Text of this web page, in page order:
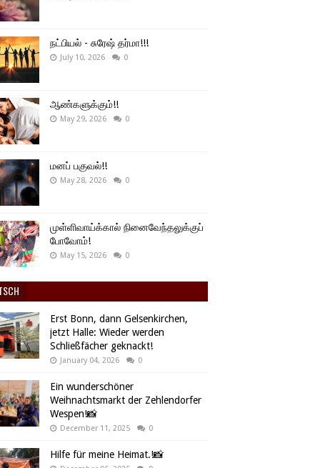
நட்பியல் - சுரேஷ் தர்மா!!!
July 10, 2026 0
ஆண்களுக்கும்!!
May 29, 2026 0
மனப் பகுவல்!!
May 28, 2026 0
முள்ளிவாய்க்கால் நினைவேந்தலுக்குப்
போவோம்!
May 15, 2026 0
Erst Bonn, dann Gelsenkirchen,
jetzt Halle: Wieder werden
Schließfächer geknackt!
January 04, 2026 0
Ein wunderschöner
Weihnachtsmarkt der Zehlendorfer
Wespen!📸
December 11, 2025 0
Hilfe für meine Heimat.!📸